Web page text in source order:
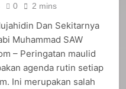
0 2 mins
Dan Sekitarnya
Muhammad SAW
– Peringatan maulid
agenda rutin setiap
Ini merupakan salah